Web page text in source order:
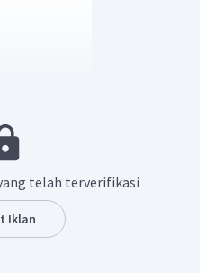
telah terverifikasi
Iklan